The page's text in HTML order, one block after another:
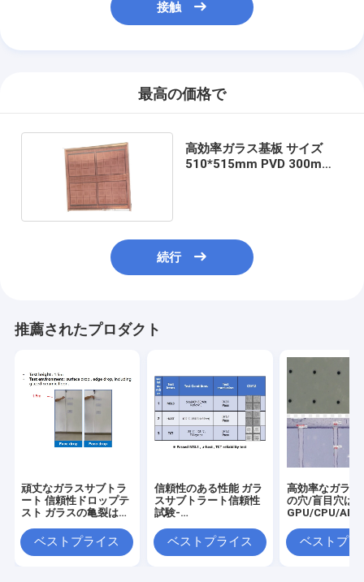
接触
最高の価格で
高効率ガラス基板 サイズ
510*515mm PVD 300mm-
続行
推薦されたプロダクト
頑丈なガラスサブトラ
ート 信頼性ドロップテ
スト ガラスの亀裂は起
ベストプライス
信頼性のある性能 ガラ
スサブトラート信頼性
試験-
ベストプライス
高効率なガラ
の穴/盲目穴は
GPU/CPU/AIチ
ベストプラ